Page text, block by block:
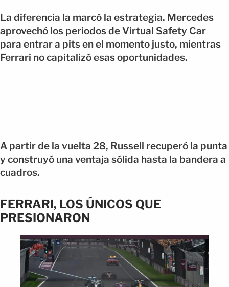
La diferencia la marcó la estrategia. Mercedes
aprovechó los periodos de Virtual Safety Car
para entrar a pits en el momento justo, mientras
Ferrari no capitalizó esas oportunidades.
A partir de la vuelta 28, Russell recuperó la punta
y construyó una ventaja sólida hasta la bandera a
cuadros.
FERRARI, LOS ÚNICOS QUE
PRESIONARON